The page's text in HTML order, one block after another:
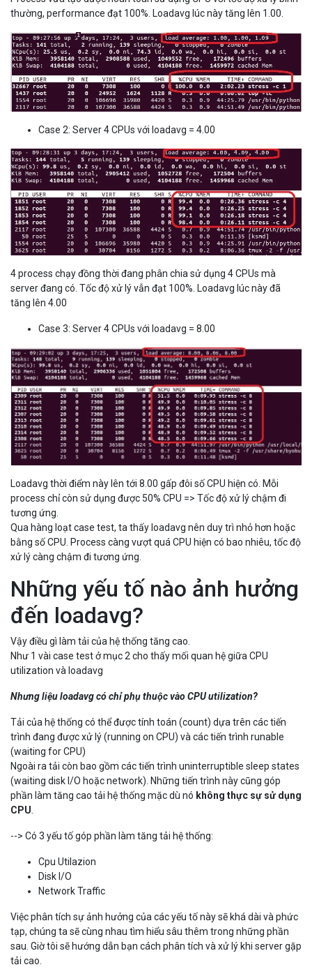
thường, performance đạt 100%. Loadavg lúc này tăng lên 1.00.
Case 2: Server 4 CPUs với loadavg = 4.00
4 process chạy đồng thời đang phân chia sử dụng 4 CPUs mà
server đang có. Tốc độ xử lý vẫn đạt 100%. Loadavg lúc này đã
tăng lên 4.00
Case 3: Server 4 CPUs với loadavg = 8.00
Loadavg thời điểm này lên tới 8.00 gấp đôi số CPU hiện có. Mỗi
process chỉ còn sử dụng được 50% CPU => Tốc độ xử lý chậm đi
tương ứng.
Qua hàng loạt case test, ta thấy loadavg nên duy trì nhỏ hơn hoặc
bằng số CPU. Process càng vượt quá CPU hiện có bao nhiêu, tốc độ
xử lý càng chậm đi tương ứng.
Những yếu tố nào ảnh hưởng
đến loadavg?
Vậy điều gì làm tải của hệ thống tăng cao.
Như 1 vài case test ở mục 2 cho thấy mối quan hệ giữa CPU
utilization và loadavg
Nhưng liệu loadavg có chỉ phụ thuộc vào CPU utilization?
Tải của hệ thống có thể được tính toán (count) dựa trên các tiến
trình đang được xử lý (running on CPU) và các tiến trình runable
(waiting for CPU)
Ngoài ra tải còn bao gồm các tiến trình uninterruptible sleep states
(waiting disk I/O hoặc network). Những tiến trình này cũng góp
phần làm tăng cao tải hệ thống mặc dù nó không thực sự sử dụng
CPU
--> Có 3 yếu tố góp phần làm tăng tải hệ thống:
Cpu Utilazion
Disk I/O
Network Traffic
Việc phân tích sự ảnh hưởng của các yếu tố này sẽ khá dài và phức
tạp, chúng ta sẽ cùng nhau tìm hiểu sâu thêm trong những phần
sau. Giờ tôi sẽ hướng dẫn bạn cách phân tích và xử lý khi server gặp
tải cao.